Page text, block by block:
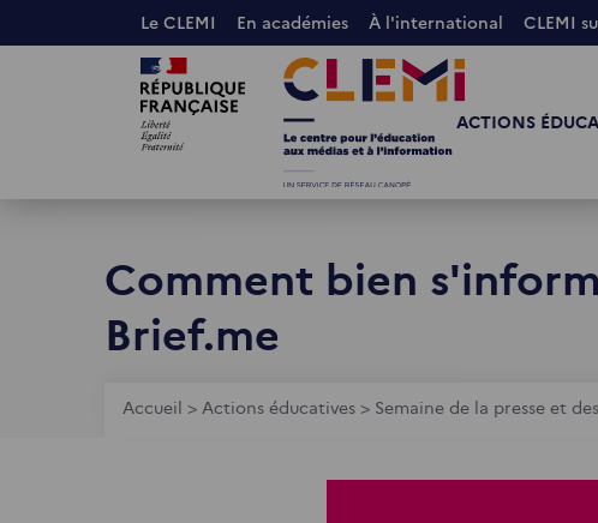
au
Le CLEMI En académies À l'international CLEMI
Images Images
ACTIONS
Comment bien
Brief.me
Fil
Accueil > Actions éducatives > Semaine de la presse et